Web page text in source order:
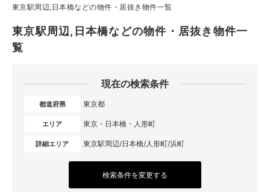
東京駅周辺,日本橋などの物件・居抜き物件一覧
東京駅周辺,日本橋などの物件・居抜き物件一
覧
現在の検索条件
都道府県 東京都
エリア 東京・日本橋・人形町
詳細エリア 東京駅周辺/日本橋/人形町/浜町
検索条件を変更する